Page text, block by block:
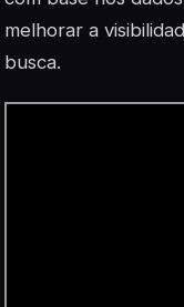
melhorar a
busca.